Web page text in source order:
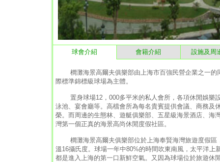
球會介紹 會籍介紹 設施及周
櫚灘海景高爾夫俱樂部由上海市百強民營企業之一的
際標準錦標級球場為主體。
置身球場12，000多平米的私人會所，各項休閒娛樂
泳池、宴會廳等。高檔會所為每名貴賓提供會議、商務及
榮。而周邊的生態林、遊艇俱樂部、五星級海景酒店、海
灣第一個正真的海景高尚休閒度假社區。
櫚灘海景高爾夫俱樂部位於上海奉賢海灣旅遊度假區
溫16攝氏度。球場一年中80%的時間吹東南風，太平洋
都是進入上海的第一口新鮮空氣。又因為球場位於旅遊休